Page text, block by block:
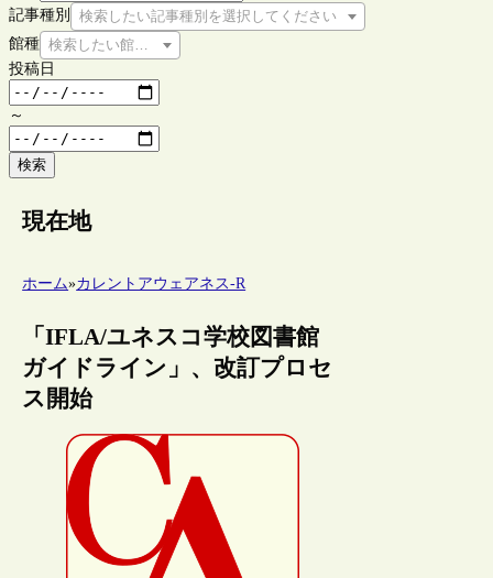
記事種別
検索したい記事種別を選択してください
館種 検索したい館種を選択してください
投稿日
～
検索
現在地
ホーム»カレントアウェアネス-R
「IFLA/ユネスコ学校図書館
ガイドライン」、改訂プロセ
ス開始